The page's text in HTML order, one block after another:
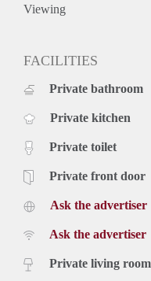
Viewing
FACILITIES
Private bathroom
Private kitchen
Private toilet
Private front door
Ask the advertiser
Ask the advertiser
Private living room